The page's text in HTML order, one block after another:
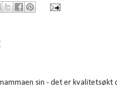
sin - det er kvalitetsøkt